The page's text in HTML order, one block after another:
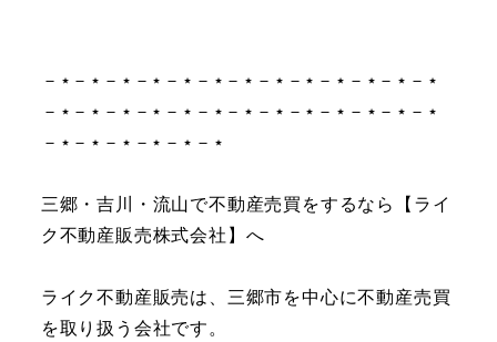
－⋆－⋆－⋆－⋆－⋆－⋆－⋆－⋆－⋆－⋆－⋆－⋆－⋆
－⋆－⋆－⋆－⋆－⋆－⋆－⋆－⋆－⋆－⋆－⋆－⋆－⋆
－⋆－⋆－⋆－⋆－⋆－⋆
三郷・吉川・流山で不動産売買をするなら【ライ
ク不動産販売株式会社】へ
ライク不動産販売は、三郷市を中心に不動産売買
を取り扱う会社です。